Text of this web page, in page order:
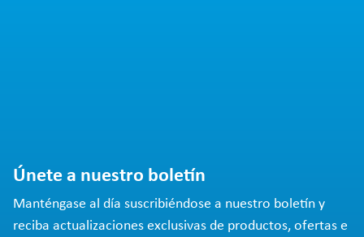
Únete a nuestro boletín
Manténgase al día suscribiéndose a nuestro boletín y
reciba actualizaciones exclusivas de productos, ofertas e